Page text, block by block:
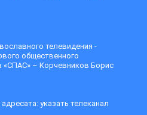
телевидения -
общественного
«СПАС» – Корчевников Борис
указать телеканал